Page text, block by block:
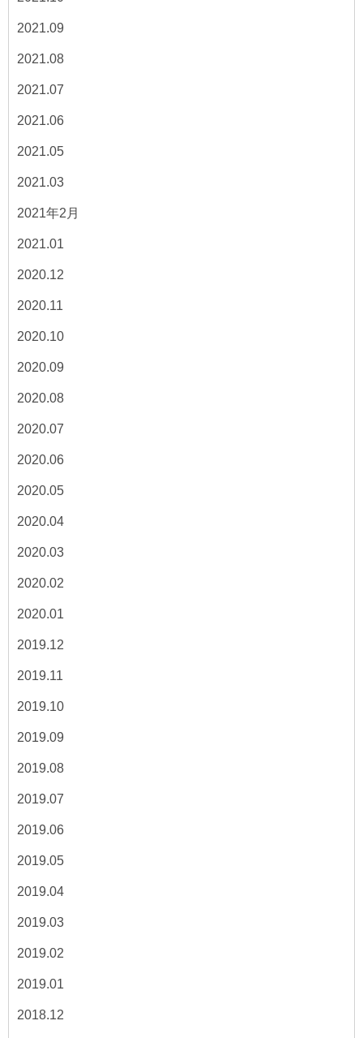
2021.09
2021.08
2021.07
2021.06
2021.05
2021.03
2021年2月
2021.01
2020.12
2020.11
2020.10
2020.09
2020.08
2020.07
2020.06
2020.05
2020.04
2020.03
2020.02
2020.01
2019.12
2019.11
2019.10
2019.09
2019.08
2019.07
2019.06
2019.05
2019.04
2019.03
2019.02
2019.01
2018.12